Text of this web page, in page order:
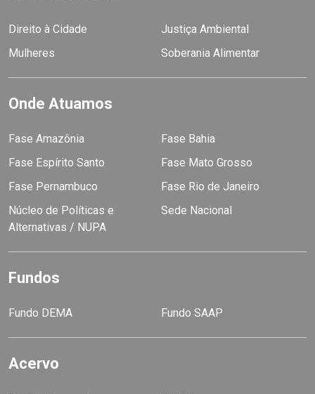
Direito à Cidade
Justiça Ambiental
Mulheres
Soberania Alimentar
Onde Atuamos
Fase Amazônia
Fase Bahia
Fase Espírito Santo
Fase Mato Grosso
Fase Pernambuco
Fase Rio de Janeiro
Núcleo de Políticas e
Alternativas / NUPA
Sede Nacional
Fundos
Fundo DEMA Fundo SAAP
Acervo